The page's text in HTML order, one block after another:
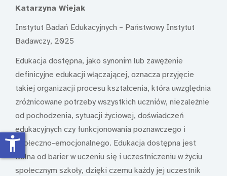
Katarzyna Wiejak
Instytut Badań Edukacyjnych – Państwowy Instytut
Badawczy, 2025
Edukacja dostępna, jako synonim lub zawężenie
definicyjne edukacji włączającej, oznacza przyjęcie
takiej organizacji procesu kształcenia, która uwzględnia
zróżnicowane potrzeby wszystkich uczniów, niezależnie
od pochodzenia, sytuacji życiowej, doświadczeń
edukacyjnych czy funkcjonowania poznawczego i
społeczno-emocjonalnego. Edukacja dostępna jest
wolna od barier w uczeniu się i uczestniczeniu w życiu
społecznym szkoły, dzięki czemu każdy jej uczestnik
accessibility_new